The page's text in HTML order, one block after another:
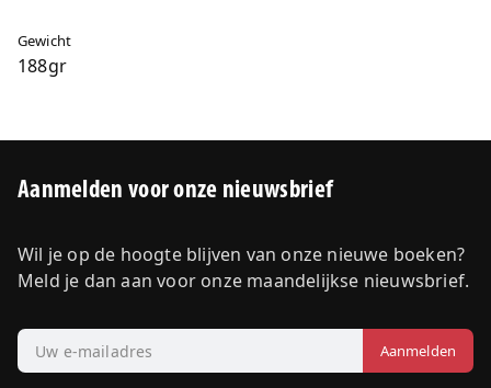
Gewicht
188gr
Aanmelden voor onze nieuwsbrief
Wil je op de hoogte blijven van onze nieuwe boeken?
Meld je dan aan voor onze maandelijkse nieuwsbrief.